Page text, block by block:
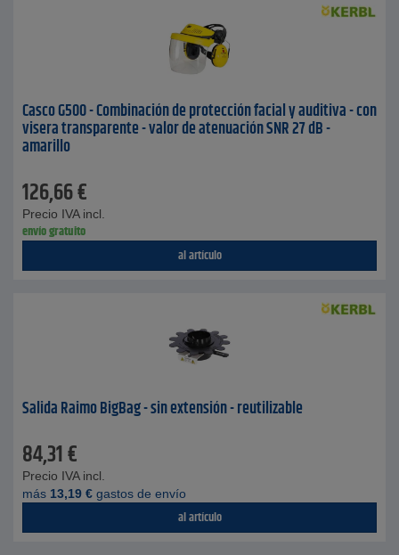
Casco G500 - Combinación de protección facial y auditiva - con
visera transparente - valor de atenuación SNR 27 dB -
amarillo
126,66€
Precio IVA incl.
envío gratuito
al artículo
Salida Raimo BigBag - sin extensión - reutilizable
84,31€
Precio IVA incl.
más 13,19 € gastos de envío
al artículo